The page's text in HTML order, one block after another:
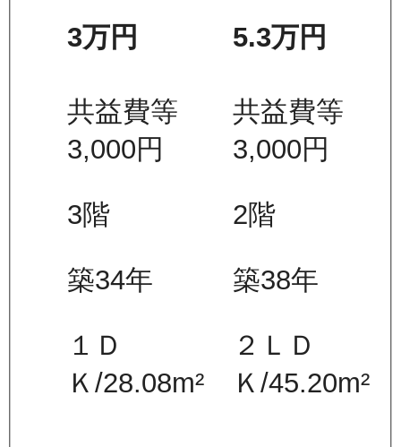
3万円
共益費等
3,000円
3階
築34年
１Ｄ
Ｋ/28.08m²
5.3万円
共益費等
3,000円
2階
築38年
２ＬＤ
Ｋ /45.20m²